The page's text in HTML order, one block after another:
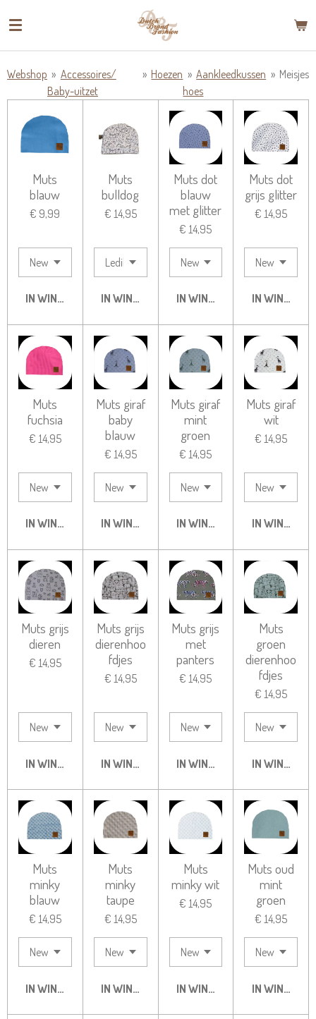
direct
hoofdinhoud
Webshop » Accessoires/
Baby-uitzet
» Hoezen » Aankleedkussen
hoes
» Meisjes
Muts
blauw
€ 9,99
IN WINKELWAGEN
Muts
bulldog
€ 14,95
IN WINKELWAGEN
Muts dot
blauw
met glitter
€ 14,95
IN WINKELWAGEN
Muts dot
grijs glitter
€ 14,95
IN
Muts
fuchsia
€ 14,95
IN WINKELWAGEN
Muts giraf
baby
blauw
€ 14,95
IN WINKELWAGEN
Muts giraf
mint
groen
€ 14,95
IN WINKELWAGEN
Muts giraf
wit
€ 14,95
IN
Muts grijs
dieren
€ 14,95
IN WINKELWAGEN
Muts grijs
dierenhoo
fdjes
€ 14,95
IN WINKELWAGEN
Muts grijs
met
panters
€ 14,95
IN WINKELWAGEN
Muts
groen
dierenhoo
fdjes
€ 14,95
IN
Muts
minky
blauw
€ 14,95
IN WINKELWAGEN
Muts
minky
taupe
€ 14,95
IN WINKELWAGEN
Muts
minky wit
€ 14,95
IN WINKELWAGEN
Muts oud
mint
groen
€ 14,95
IN